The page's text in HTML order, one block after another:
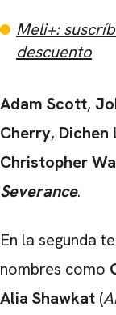
Meli+:
descuento
Adam Scott,
Cherry, Dichen
Christopher
Severance.
En la segunda
nombres como
Alia Shawkat (